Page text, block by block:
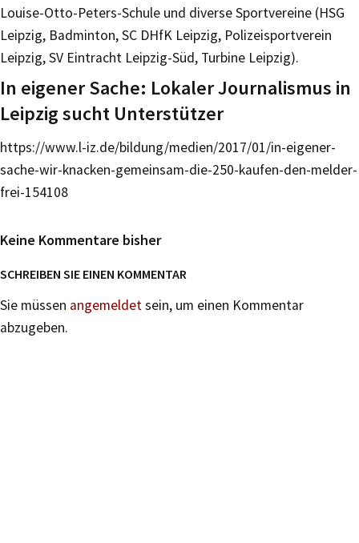
Louise-Otto-Peters-Schule und diverse Sportvereine (HSG
Leipzig, Badminton, SC DHfK Leipzig, Polizeisportverein
Leipzig, SV Eintracht Leipzig-Süd, Turbine Leipzig).
In eigener Sache: Lokaler Journalismus in
Leipzig sucht Unterstützer
https://www.l-iz.de/bildung/medien/2017/01/in-eigener-
sache-wir-knacken-gemeinsam-die-250-kaufen-den-melder-
frei-154108
Keine Kommentare bisher
SCHREIBEN SIE EINEN KOMMENTAR
Sie müssen angemeldetsein, um einen Kommentar
abzugeben.